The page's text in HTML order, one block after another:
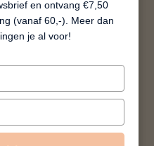
en ontvang €7,50
(vanaf 60,-). Meer dan
je al voor!